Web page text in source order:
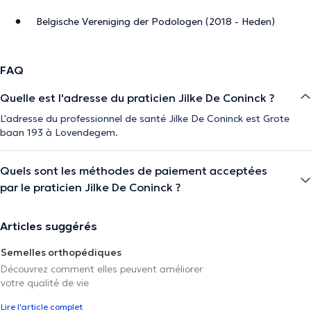
Belgische Vereniging der Podologen (2018 - Heden)
FAQ
Quelle est l'adresse du praticien Jilke De Coninck ?
L'adresse du professionnel de santé Jilke De Coninck est Grote
baan 193 à Lovendegem.
Quels sont les méthodes de paiement acceptées
par le praticien Jilke De Coninck ?
Articles suggérés
Semelles orthopédiques
Découvrez comment elles peuvent améliorer
votre qualité de vie
Lire l'article complet